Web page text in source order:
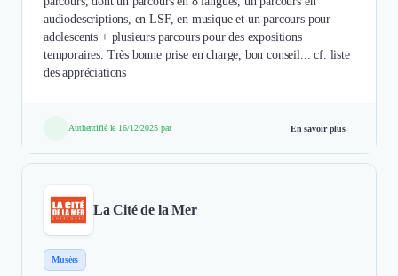
audiodescriptions, en LSF, en musique et un parcours pour
adolescents + plusieurs parcours pour des expositions
temporaires. Très bonne prise en charge, bon conseil... cf. liste
des appréciations
Authentifié le 16/12/2025 par En savoir plus
La Cité de la Mer
Musées